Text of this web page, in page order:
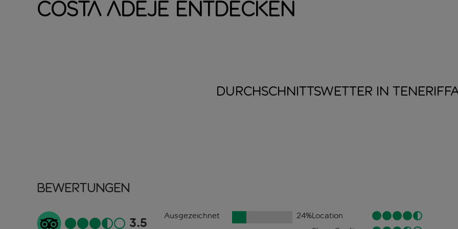
Costa Adeje entdecken
DURCHSCHNITTSWETTER IN
Bewertungen
3.5 Ausgezeichnet 24%Location